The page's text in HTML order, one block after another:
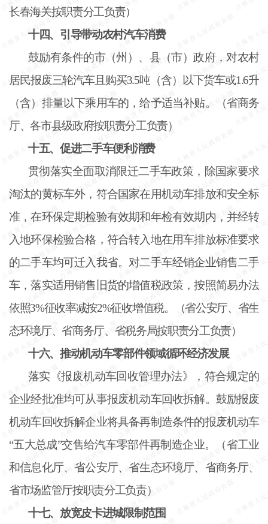
长春海关按职责分工负责）
十四、引导带动农村汽车消费
鼓励有条件的市（州）、县（市）政府，对农村
居民报废三轮汽车且购买3.5吨（含）以下货车或1.6升
（含）排量以下乘用车的，给予适当补贴。（省商务
厅、各市县级政府按职责分工负责）
十五、促进二手车便利消费
贯彻落实全面取消限迁二手车政策，除国家要求
淘汰的黄标车外，符合国家在用机动车排放和安全标
准，在环保定期检验有效期和年检有效期内，并经转
入地环保检验合格，符合转入地在用车排放标准要求
的二手车均可迁入我省。对二手车经销企业销售二手
车，落实适用销售旧货的增值税政策，按照简易办法
依照3%征收率减按2%征收增值税。（省公安厅、省生
态环境厅、省商务厅、省税务局按职责分工负责）
十六、推动机动车零部件领域循环经济发展
落实《报废机动车回收管理办法》，符合规定的
企业经批准均可从事报废机动车回收拆解。鼓励报废
机动车回收拆解企业将具备再制造条件的报废机动车
“五大总成”交售给汽车零部件再制造企业。（省工业
和信息化厅、省公安厅、省生态环境厅、省商务厅、
省市场监管厅按职责分工负责）
十七、放宽皮卡进城限制范围